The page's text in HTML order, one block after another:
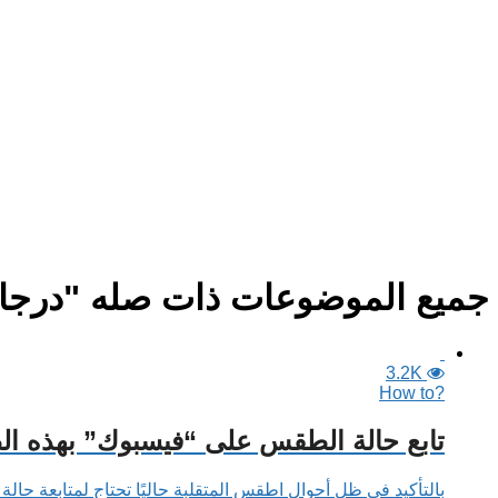
جميع الموضوعات ذات صله
3.2K
?How to
تابع حالة الطقس على “فيسبوك” بهذه
بالتأكيد في ظل أحوال اطقس المتقلبة حاليًا تحتاج لمتابعة